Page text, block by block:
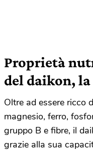
Proprietà
del daikon,
Oltre ad essere ricco
magnesio, ferro,
gruppo B e fibre, il
grazie alla sua